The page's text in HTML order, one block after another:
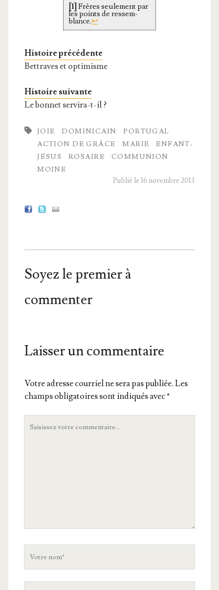
[1] Frères seule­ment par
les points de res­sem­
blance.↩
Histoire précédente
Bettraves et optimisme
Histoire suivante
Le bonnet servira-t-il ?
JOIE DOMINICAIN
PORTUGAL
ACTION DE GRÂCE
MARIE
ENFANT-
JÉSUS
ROSAIRE
COMMUNION
MOINE
Publié le 16 novembre 2013
Soyez le premier à
commenter
Laisser un commentaire
Votre adresse courriel ne sera pas publiée.Les
champs obligatoires sont indiqués avec*